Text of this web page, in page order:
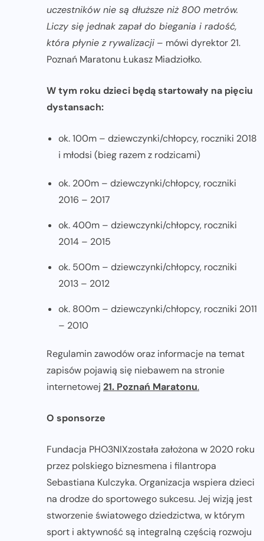
uczestników nie są dłuższe niż 800 metrów.
Liczy się jednak zapał do biegania i radość,
która płynie z rywalizacji – mówi dyrektor 21.
Poznań Maratonu Łukasz Miadziołko.
W tym roku dzieci będą startowały na pięciu
dystansach:
ok. 100m – dziewczynki/chłopcy, roczniki 2018
i młodsi (bieg razem z rodzicami)
ok. 200m – dziewczynki/chłopcy, roczniki
2016 – 2017
ok. 400m – dziewczynki/chłopcy, roczniki
2014 – 2015
ok. 500m – dziewczynki/chłopcy, roczniki
2013 – 2012
ok. 800m – dziewczynki/chłopcy, roczniki 2011
– 2010
Regulamin zawodów oraz informacje na temat
zapisów pojawią się niebawem na stronie
internetowej 21. Poznań Maratonu.
O sponsorze
Fundacja PHO3NIXzostała założona w 2020 roku
przez polskiego biznesmena i filantropa
Sebastiana Kulczyka. Organizacja wspiera dzieci
na drodze do sportowego sukcesu. Jej wizją jest
stworzenie światowego dziedzictwa, w którym
sport i aktywność są integralną częścią rozwoju